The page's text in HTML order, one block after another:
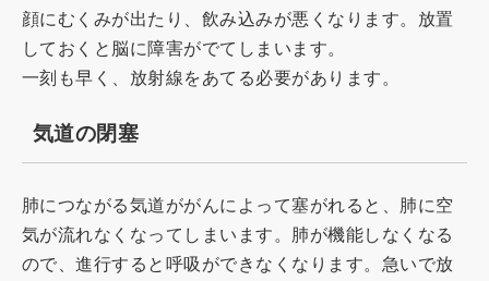
顔にむくみが出たり、飲み込みが悪くなります。放置
しておくと脳に障害がでてしまいます。
一刻も早く、放射線をあてる必要があります。
気道の閉塞
肺につながる気道ががんによって塞がれると、肺に空
気が流れなくなってしまいます。肺が機能しなくなる
ので、進行すると呼吸ができなくなります。急いで放